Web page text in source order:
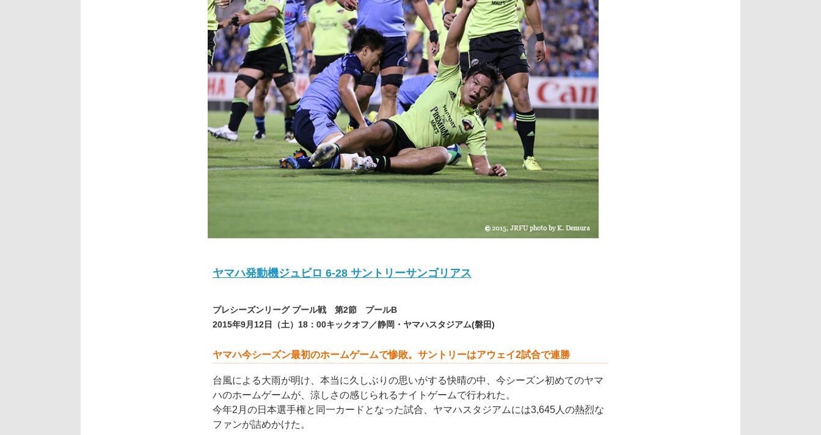
ヤマハ発動機ジュビロ 6-28 サントリーサンゴリアス
プレシーズンリーグ プール戦 第2節 プールB
2015年9月12日（土）18：00キックオフ／静岡・ヤマハスタジアム(磐田)
ヤマハ今シーズン最初のホームゲームで惨敗。サントリーはアウェイ2試合で連勝
台風による大雨が明け、本当に久しぶりの思いがする快晴の中、今シーズン初めてのヤマ
ハのホームゲームが、涼しさの感じられるナイトゲームで行われた。
今年2月の日本選手権と同一カードとなった試合、ヤマハスタジアムには3,645人の熱烈な
ファンが詰めかけた。